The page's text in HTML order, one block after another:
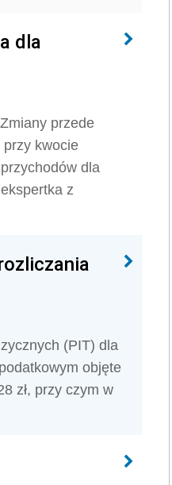
dla
przede
kwocie
dla
z
(PIT) dla
objęte
zł, przy czym w